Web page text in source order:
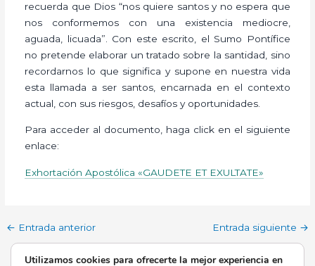
recuerda que Dios “nos quiere santos y no espera que
nos conformemos con una existencia mediocre,
aguada, licuada”. Con este escrito, el Sumo Pontífice
no pretende elaborar un tratado sobre la santidad, sino
recordarnos lo que significa y supone en nuestra vida
esta llamada a ser santos, encarnada en el contexto
actual, con sus riesgos, desafíos y oportunidades.
Para acceder al documento, haga click en el siguiente
enlace:
Exhortación Apostólica «GAUDETE ET EXULTATE»
← Entrada anterior Entrada siguiente →
Utilizamos cookies para ofrecerte la mejor experiencia en